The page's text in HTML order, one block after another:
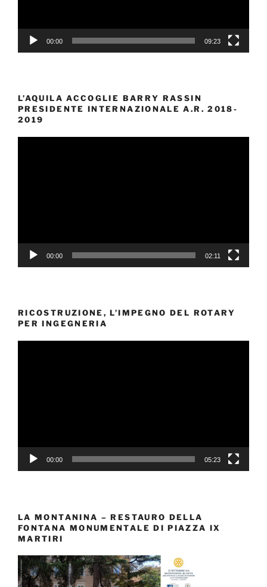
00:00 09:23
L’AQUILA ACCOGLIE BARRY RASSIN
PRESIDENTE INTERNAZIONALE A.R. 2018-
2019
00:00 02:11
RICOSTRUZIONE, L’IMPEGNO DEL ROTARY
PER INGEGNERIA
00:00 05:23
LA MONTANINA – RESTAURO DELLA
FONTANA MONUMENTALE DI PIAZZA IX
MARTIRI